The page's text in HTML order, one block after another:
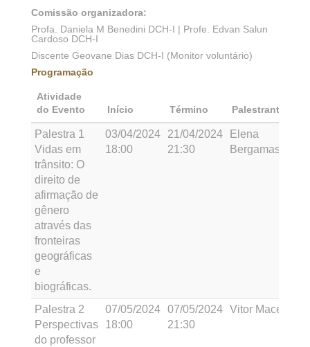
Comissão organizadora:
Profa. Daniela M Benedini DCH-I | Profe. Edvan Salun
Cardoso DCH-I
Discente Geovane Dias DCH-I (Monitor voluntário)
Programação
Atividade
do Evento
Início Término Palestrante
Palestra 1
Vidas em
trânsito: O
direito de
afirmação de
gênero
através das
fronteiras
geográficas
e
biográficas.
03/04/2024
18:00
21/04/2024
21:30
Elena
Bergamaschi
Palestra 2
Perspectivas
do professor
07/05/2024
18:00
07/05/2024
21:30
Vitor Macedo